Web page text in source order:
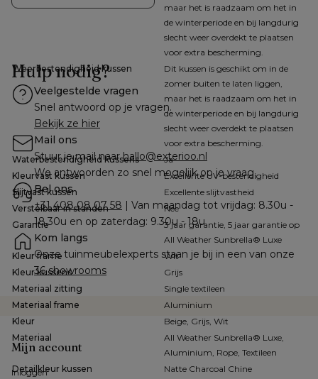
maar het is raadzaam om het in
de winterperiode en bij langdurig
slecht weer overdekt te plaatsen
voor extra bescherming.
Weerbestendigheid kussen
Dit kussen is geschikt om in de
zomer buiten te laten liggen,
maar het is raadzaam om het in
de winterperiode en bij langdurig
slecht weer overdekt te plaatsen
voor extra bescherming.
Waterbestendigheid kussens
Ja
Kleurvast kussen
Excellente UV-bestendigheid
Slijtvast kussen
Excellente slijtvastheid
Verstelbaar in standen
Nee
Garantie
3 jaar garantie, 5 jaar garantie op
All Weather Sunbrella® Luxe
Kleur frame
Wit
Kleur kussens
Grijs
Materiaal zitting
Single textileen
Materiaal frame
Aluminium
Kleur
Beige, Grijs, Wit
Materiaal
All Weather Sunbrella® Luxe,
Aluminium, Rope, Textileen
Detailkleur kussen
Natte Charcoal Chine
Hulp nodig?
Veelgestelde vragen
Snel antwoord op je vragen.
Bekijk ze hier
Mail ons
Stuur je mail naar hallo@exterioo.nl
We antwoorden zo snel mogelijk op je vraag.
Bel ons
+31 408 08 07 58 | Van maandag tot vrijdag: 8.30u -
18.30u en op zaterdag: 9.30u - 18u
Kom langs
36 showrooms
Mijn account
Inloggen